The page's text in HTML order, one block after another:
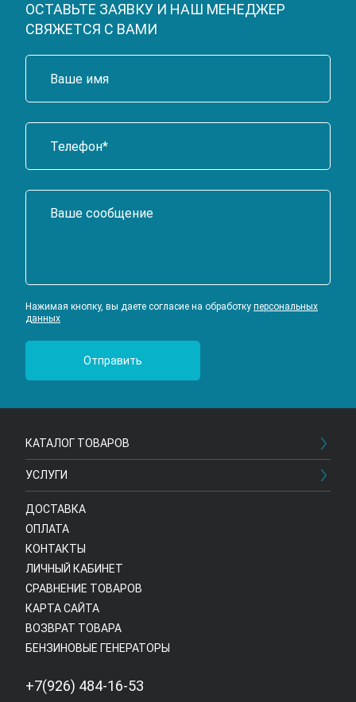
ОСТАВЬТЕ ЗАЯВКУ И НАШ МЕНЕДЖЕР
СВЯЖЕТСЯ С ВАМИ
Нажимая кнопку, вы даете согласие на обработку персональных
данных
КАТАЛОГ ТОВАРОВ
УСЛУГИ
ДОСТАВКА
ОПЛАТА
КОНТАКТЫ
ЛИЧНЫЙ КАБИНЕТ
СРАВНЕНИЕ ТОВАРОВ
КАРТА САЙТА
ВОЗВРАТ ТОВАРА
БЕНЗИНОВЫЕ ГЕНЕРАТОРЫ
+7(926) 484-16-53